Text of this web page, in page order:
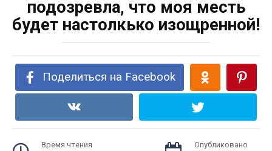
подозревла, что моя месть
будет настолкько изощренной!
Поделиться на Facebook
Время чтения Опубликовано